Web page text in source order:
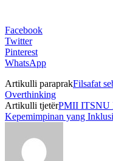
Facebook
Twitter
Pinterest
WhatsApp
Artikulli paraprakFilsafat
Overthinking
Artikulli tjetërPMII ITSNU
Kepemimpinan yang